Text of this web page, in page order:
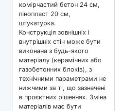
комірчастий бетон 24 см,
пінопласт 20 см,
штукатурка.
Конструкція зовнішніх і
внутрішніх стін може бути
виконана з будь-якого
матеріалу (керамічних або
газобетонних блоків), з
технічними параметрами не
нижчими за ті, що зазначені
в проєктних рішеннях. Зміна
матеріалів має бути